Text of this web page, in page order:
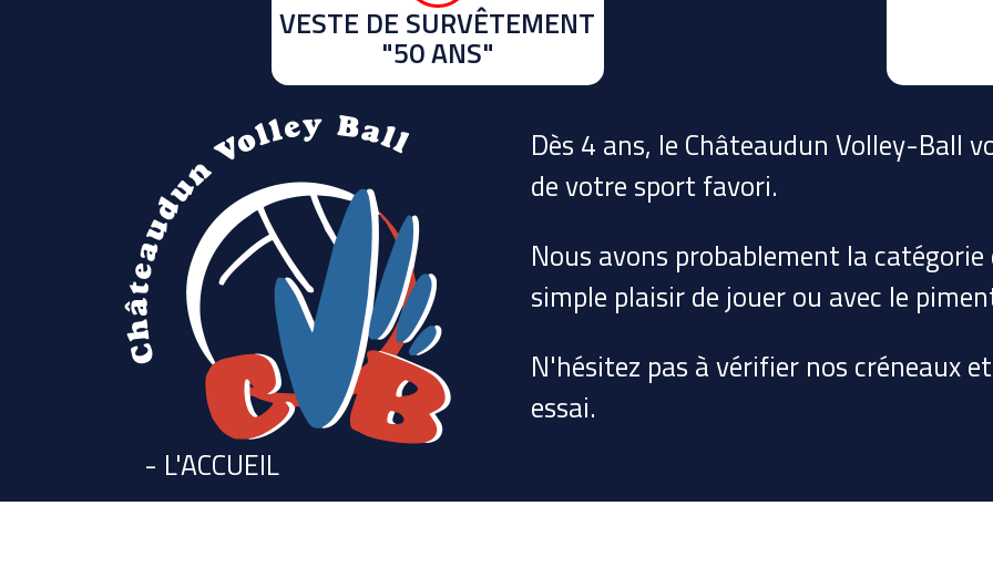
VESTE DE SURVÊTEMENT
"50 ANS"
Dès 4 ans, le Châteaudun Volley-Ball
de votre sport favori.
Nous avons probablement la
simple plaisir de jouer ou avec le
N'hésitez pas à vérifier nos créneaux
essai.
- L'ACCUEIL
- L'ACTU DU CLUB